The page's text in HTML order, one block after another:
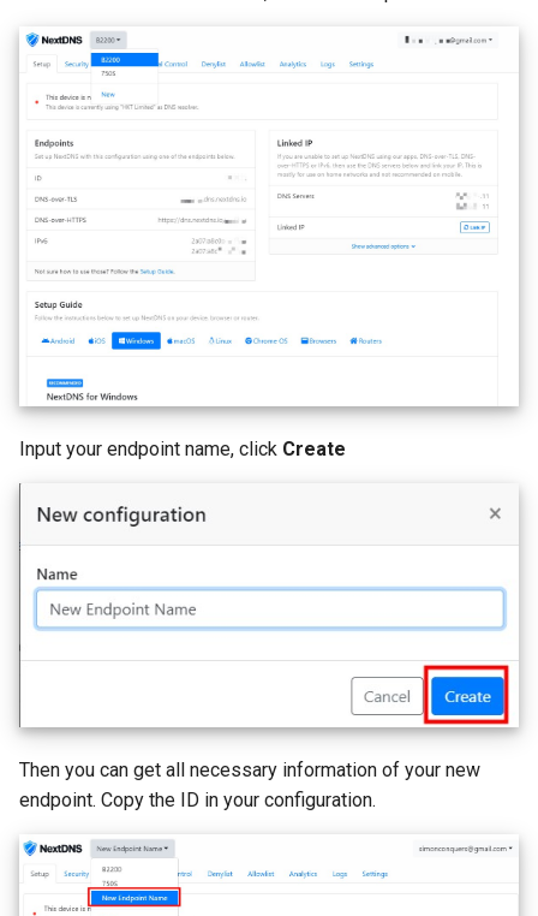
Input your endpoint name, click Create
Then you can get all necessary information of your new
endpoint. Copy the ID in your configuration.